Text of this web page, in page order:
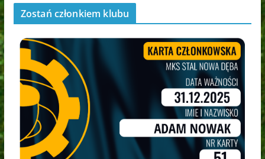
Zostań członkiem klubu